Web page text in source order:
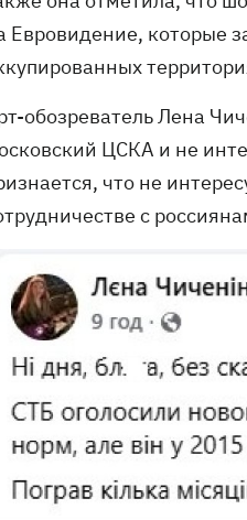
Евровидение, которые
обозреватель Лена
ЦСКА и не
что не
с